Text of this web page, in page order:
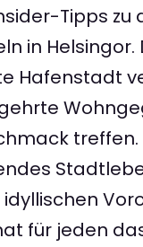
Tipps zu
in Helsingor.
Hafenstadt
treffen.
idyllischen
für jeden